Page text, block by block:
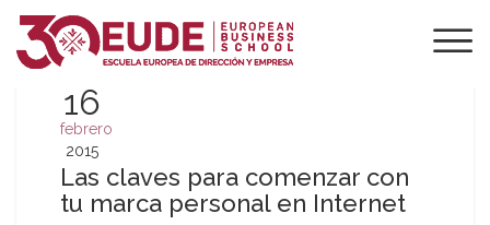
16
febrero
2015
Las claves para comenzar con
tu marca personal en Internet